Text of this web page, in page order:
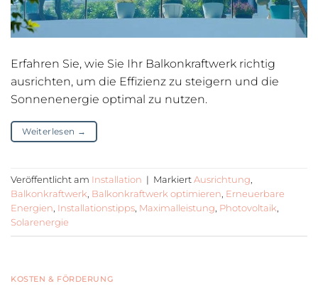
Erfahren Sie, wie Sie Ihr Balkonkraftwerk richtig
ausrichten, um die Effizienz zu steigern und die
Sonnenenergie optimal zu nutzen.
Weiterlesen →
Veröffentlicht am Installation | Markiert Ausrichtung,
Balkonkraftwerk, Balkonkraftwerk optimieren, Erneuerbare
Energien, Installationstipps, Maximalleistung, Photovoltaik,
Solarenergie
KOSTEN & FÖRDERUNG